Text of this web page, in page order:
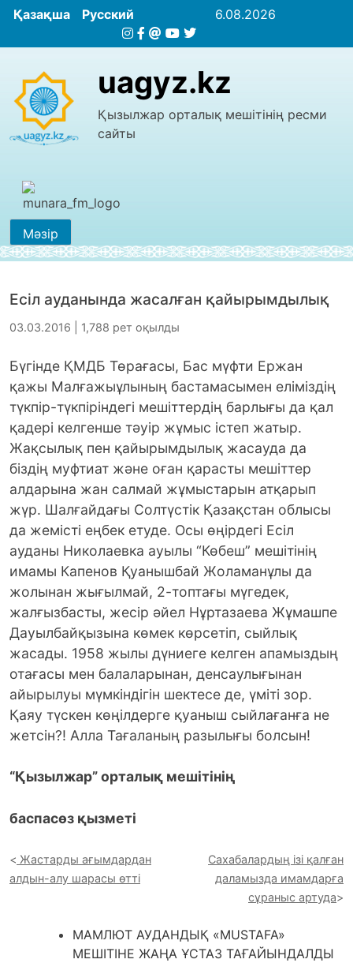
Қазақша Русский 6.08.2026
uagyz.kz
Қызылжар орталық мешітінің ресми
сайты
Мәзір
Есіл ауданында жасалған қайырымдылық
03.03.2016 | 1,788 рет оқылды
Бүгінде ҚМДБ Төрағасы, Бас мүфти Ержан
қажы Малғажыұлының бастамасымен еліміздің
түкпір-түкпіріндегі мешіттердің барлығы да қал
қадері келгенше тәуір жұмыс істеп жатыр.
Жақсылық пен қайырымдылық жасауда да
біздің муфтиат және оған қарасты мешіттер
алдарына жан салмай жұмыстарын атқарып
жүр. Шалғайдағы Солтүстік Қазақстан облысы
да жемісті еңбек етуде. Осы өңірдегі Есіл
ауданы Николаевка ауылы “Көбеш” мешітінің
имамы Капенов Қуанышбай Жоламанұлы да
жолынан жығылмай, 2-топтағы мүгедек,
жалғызбасты, жесір әйел Нұртазаева Жұмашпе
Дауылбайқызына көмек көрсетіп, сыйлық
жасады. 1958 жылы дүниеге келген апамыздың
отағасы мен балаларынан, денсаулығынан
айырылуы мүмкіндігін шектесе де, үміті зор.
Қаяу түскен көңілдерге қуаныш сыйлағанға не
жетсін?! Алла Тағаланың разылығы болсын!
“Қызылжар” орталық мешітінің
баспасөз қызметі
Жастарды ағымдардан
алдын-алу шарасы өтті
Сахабалардың ізі қалған
даламызда имамдарға
сұраныс артуда
МАМЛЮТ АУДАНДЫҚ «MUSTAFA»
МЕШІТІНЕ ЖАҢА ҰСТАЗ ТАҒАЙЫНДАЛДЫ